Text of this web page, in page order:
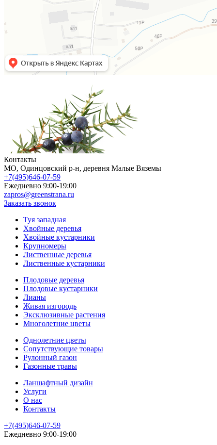
Контакты
МO, Одинцовский р-н, деревня Малые Вяземы
+7(495)646-07-59
Ежедневно 9:00-19:00
zapros@greenstrana.ru
Заказать звонок
Туя западная
Хвойные деревья
Хвойные кустарники
Крупномеры
Лиственные деревья
Лиственные кустарники
Плодовые деревья
Плодовые кустарники
Лианы
Живая изгородь
Эксклюзивные растения
Многолетние цветы
Однолетние цветы
Сопутствующие товары
Рулонный газон
Газонные травы
Ланшафтный дизайн
Услуги
О нас
Контакты
+7(495)646-07-59
Ежедневно 9:00-19:00